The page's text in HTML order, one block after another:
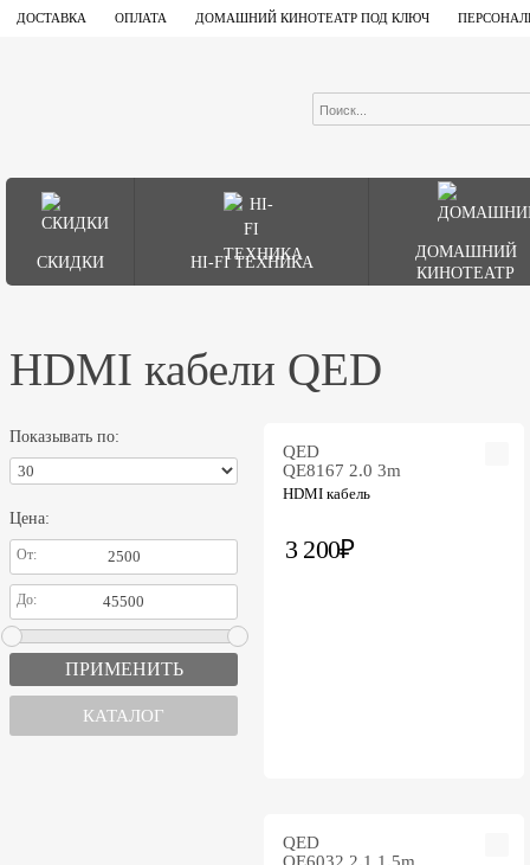
ДОСТАВКА ОПЛАТА ДОМАШНИЙ КИНОТЕАТР ПОД КЛЮЧ
СКИДКИ HI-FI ТЕХНИКА
ДОМАШНИЙ
КИНОТЕАТР
HDMI кабели QED
Показывать по:
Цена:
От:
До:
КАТАЛОГ
QED
QE8167 2.0 3m
HDMI кабель
3 200₽
QED
QE6032 2.1 1.5m